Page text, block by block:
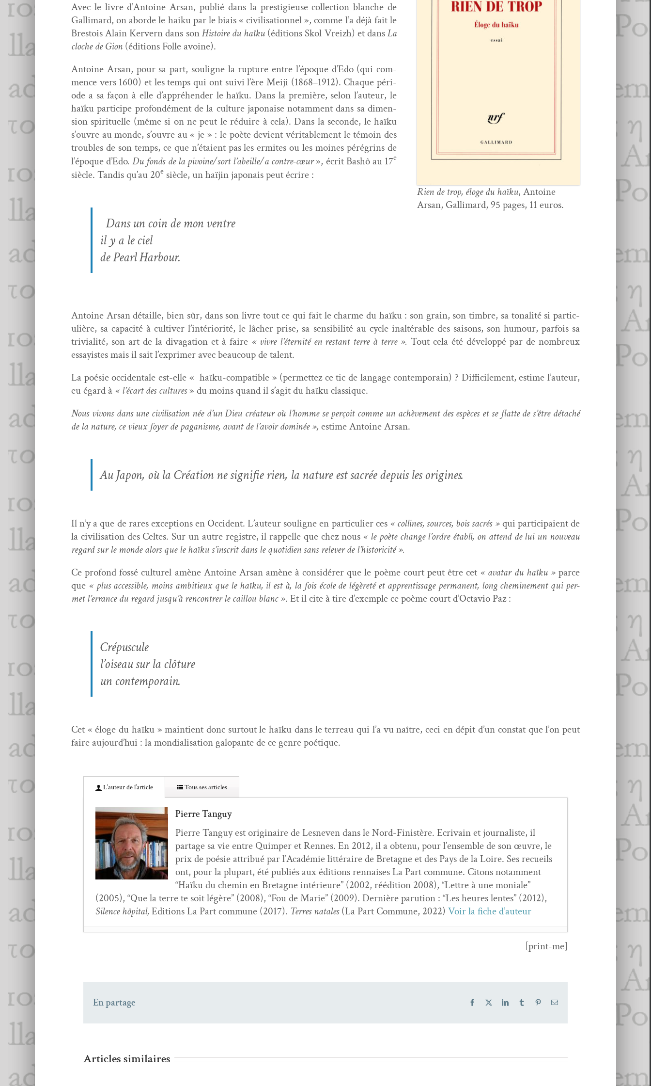
Avec le livre d’Antoine Arsan, pub­lié dans la pres­tigieuse col­lec­tion blanche de
Gal­li­mard, on abor­de le haiku par le biais « civil­i­sa­tion­nel », comme l’a déjà fait le
Brestois Alain Kervern dans sonHis­toire du haïku (édi­tions Skol Vreizh) et dansLa
cloche de Gion (édi­tions Folle avoine).
Antoine Arsan, pour sa part, souligne la rup­ture entre l’époque d’Edo (qui com­
mence vers 1600) et les temps qui ont suivi l’ère Mei­ji (1868–1912). Chaque péri­
ode a sa façon à elle d’appréhender le haïku. Dans la pre­mière, selon l’auteur, le
haïku par­ticipe pro­fondé­ment de la cul­ture japon­aise notam­ment dans sa dimen­
sion spir­ituelle (même si on ne peut le réduire à cela). Dans la sec­onde, le haïku
s’ouvre au monde, s’ouvre au « je » : le poète devient véri­ta­ble­ment le témoin des
trou­bles de son temps, ce que n’étaient pas les ermites ou les moines péré­grins de
l’époque d’Edo. Du fonds de la pivoine/sort l’abeille/a con­tre-cœur», écrit Bashô au 17e
siè­cle. Tan­dis qu’au 20e siè­cle, un haïjin japon­ais peut écrire :
Dans un coin de mon ventre
il y a le ciel
de Pearl Harbour.
Rien de trop, éloge du haïku, Antoine
Arsan, Gal­li­mard, 95 pages, 11 euros.
Antoine Arsan détaille, bien sûr, dans son livre tout ce qui fait le charme du haïku : son grain, son tim­bre, sa tonal­ité si par­ti­c­
ulière, sa capac­ité à cul­tiv­er l’intériorité, le lâch­er prise, sa sen­si­bil­ité au cycle inaltérable des saisons, son humour, par­fois sa
triv­i­al­ité, son art de la diva­ga­tion et à faire « vivre l’éternité en restant terre à terre ». Tout cela été dévelop­pé par de nom­breux
essay­istes mais il sait l’exprimer avec beau­coup de talent.
La poésie occi­den­tale est-elle « haïku-com­pat­i­ble » (per­me­t­tez ce tic de lan­gage con­tem­po­rain) ? Dif­fi­cile­ment, estime l’auteur,
eu égard à « l’écart des cul­tures» du moins quand il s’agit du haïku classique.
Nous vivons dans une civil­i­sa­tion née d’un Dieu créa­teur où l’homme se perçoit comme un achève­ment des espèces et se flat­te de s’être détaché
de la nature, ce vieux foy­er de pagan­isme, avant de l’avoir dom­inée », estime Antoine Arsan.
Au Japon, où la Créa­tion ne sig­ni­fie rien, la nature est sacrée depuis les orig­ines.
Il n’y a que de rares excep­tions en Occi­dent. L’auteur souligne en par­ti­c­uli­er ces « collines, sources, bois sacrés »qui par­tic­i­paient de
la civil­i­sa­tion des Celtes. Sur un autre reg­istre, il rap­pelle que chez nous « le poète change l’ordre établi, on attend de lui un nou­veau
regard sur le monde alors que le haïku s’inscrit dans le quo­ti­di­en sans relever de l’historicité ».
Ce pro­fond fos­sé cul­turel amène Antoine Arsan amène à con­sid­ér­er que le poème court peut être cet « avatar du haïku »parce
que « plus acces­si­ble, moins ambitieux que le haïku, il est à, la fois école de légèreté et appren­tis­sage per­ma­nent, long chem­ine­ment qui per­
met l’errance du regard jusqu’à ren­con­tr­er le cail­lou blanc ». Et il cite à tire d’exemple ce poème court d’Octavio Paz :
Cré­pus­cule
l’oiseau sur la clôture
un contemporain.
Cet « éloge du haïku » main­tient donc surtout le haïku dans le ter­reau qui l’a vu naître, ceci en dépit d’un con­stat que l’on peut
faire aujourd’hui : la mon­di­al­i­sa­tion galopante de ce genre poétique.
L’au­teur de l’article Tous ses articles
Pierre Tanguy
Pierre Tan­guy est orig­i­naire de Lesn­even dans le Nord-Fin­istère. Ecrivain et jour­nal­iste, il
partage sa vie entre Quim­per et Rennes. En 2012, il a obtenu, pour l’ensemble de son œuvre, le
prix de poésie attribué par l’Académie lit­téraire de Bre­tagne et des Pays de la Loire. Ses recueils
ont, pour la plu­part, été pub­liés aux édi­tions ren­nais­es La Part com­mune. Citons notam­ment
“Haïku du chemin en Bre­tagne intérieure” (2002, réédi­tion 2008), “Let­tre à une moni­ale”
(2005), “Que la terre te soit légère” (2008), “Fou de Marie” (2009). Dernière paru­tion : “Les heures lentes” (2012),
Silence hôpi­tal, Edi­tions La Part com­mune (2017). Ter­res natales(La Part Com­mune, 2022) Voir la fiche d’auteur
Cypris Kophidès,
Jean-Yves André, Jacques Poul­laouec,Femmes de pierre- 6 jan­vi­er 2025
[print-me]
En partage Facebook LinkedInTumblr PinterestEmail
Articles similaires